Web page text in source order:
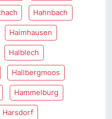
Hahnbach
Haimhausen
Halblech
Hallbergmoos
Hammelburg
Harsdorf